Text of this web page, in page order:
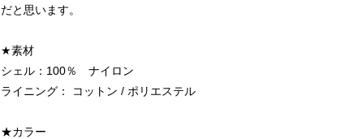
だと思います。
★素材
シェル：100％ ナイロン
ライニング： コットン / ポリエステル
★カラー